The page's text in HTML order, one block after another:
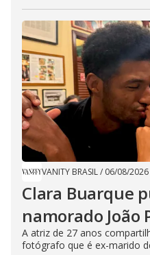
VANITY BRASIL/ 06/08/2026
Clara Buarque
namorado João
A atriz de 27 anos
fotógrafo que é ex-marido